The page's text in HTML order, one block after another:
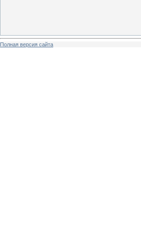
Полная версия сайта